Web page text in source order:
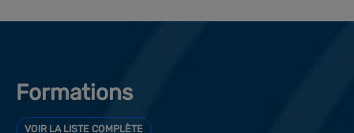
Formations
VOIR LA LISTE COMPLÈTE